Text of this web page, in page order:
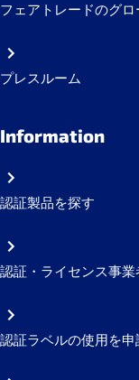
フェアトレードのグ
プレスルーム
Information
認証製品を探す
認証・ライセンス事業
認証ラベルの使用を申